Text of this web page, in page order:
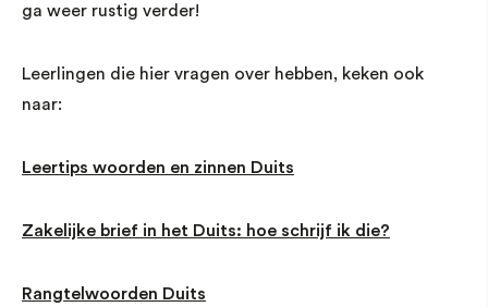
ga weer rustig verder!
Leerlingen die hier vragen over hebben, keken ook
naar:
Leertips woorden en zinnen Duits
Zakelijke brief in het Duits: hoe schrijf ik die?
Rangtelwoorden Duits